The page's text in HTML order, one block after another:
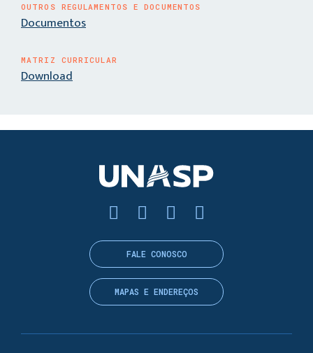
OUTROS REGULAMENTOS E DOCUMENTOS
Documentos
MATRIZ CURRICULAR
Download
FALE CONOSCO
MAPAS E ENDEREÇOS